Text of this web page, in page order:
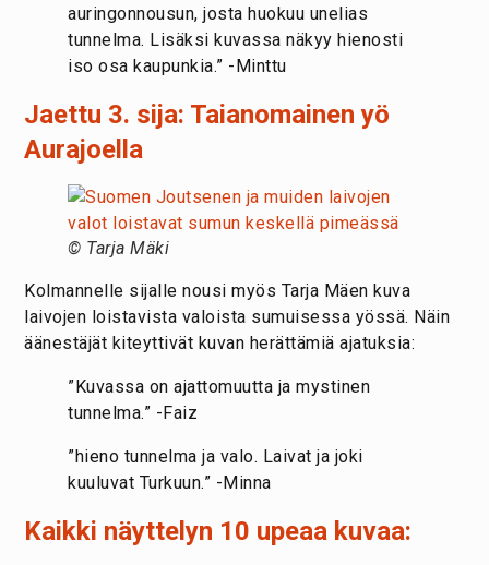
auringonnousun, josta huokuu unelias
tunnelma. Lisäksi kuvassa näkyy hienosti
iso osa kaupunkia.” -Minttu
Jaettu 3. sija: Taianomainen yö
Aurajoella
© Tarja Mäki
Kolmannelle sijalle nousi myös Tarja Mäen kuva
laivojen loistavista valoista sumuisessa yössä. Näin
äänestäjät kiteyttivät kuvan herättämiä ajatuksia:
”Kuvassa on ajattomuutta ja mystinen
tunnelma.” -Faiz
”hieno tunnelma ja valo. Laivat ja joki
kuuluvat Turkuun.” -Minna
Kaikki näyttelyn 10 upeaa kuvaa: